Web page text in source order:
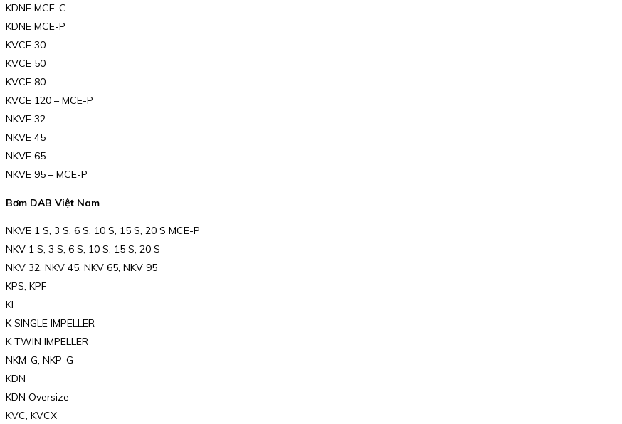
KDNE MCE-C
KDNE MCE-P
KVCE 30
KVCE 50
KVCE 80
KVCE 120 – MCE-P
NKVE 32
NKVE 45
NKVE 65
NKVE 95 – MCE-P
Bơm DAB Việt Nam
NKVE 1 S, 3 S, 6 S, 10 S, 15 S, 20 S MCE-P
NKV 1 S, 3 S, 6 S, 10 S, 15 S, 20 S
NKV 32, NKV 45, NKV 65, NKV 95
KPS, KPF
KI
K SINGLE IMPELLER
K TWIN IMPELLER
NKM-G, NKP-G
KDN
KDN Oversize
KVC, KVCX